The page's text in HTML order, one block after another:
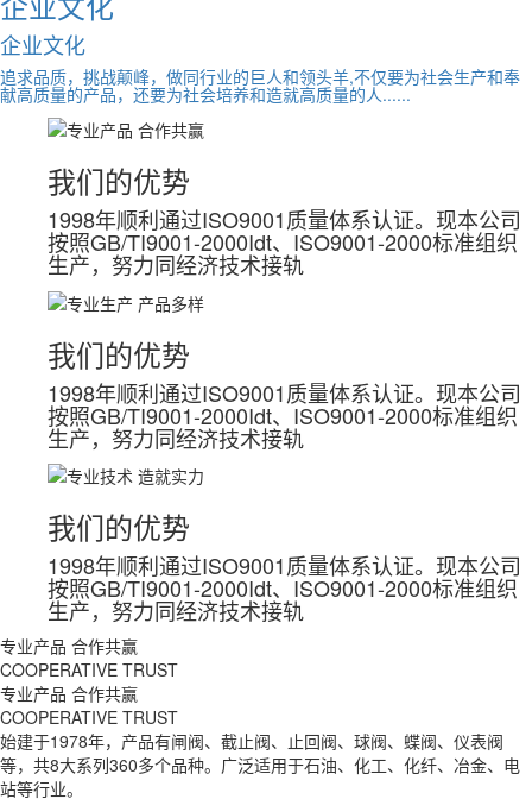
企业文化
追求品质，挑战颠峰，做同行业的巨人和领头羊,不仅要为社会生产和奉
献高质量的产品，还要为社会培养和造就高质量的人......
我们的优势
1998年顺利通过ISO9001质量体系认证。现本公司
按照GB/TI9001-2000Idt、ISO9001-2000标准组织
生产，努力同经济技术接轨
我们的优势
1998年顺利通过ISO9001质量体系认证。现本公司
按照GB/TI9001-2000Idt、ISO9001-2000标准组织
生产，努力同经济技术接轨
我们的优势
1998年顺利通过ISO9001质量体系认证。现本公司
按照GB/TI9001-2000Idt、ISO9001-2000标准组织
生产，努力同经济技术接轨
专业产品 合作共赢
COOPERATIVE TRUST
专业产品 合作共赢
COOPERATIVE TRUST
始建于1978年，产品有闸阀、截止阀、止回阀、球阀、蝶阀、仪表阀
等，共8大系列360多个品种。广泛适用于石油、化工、化纤、冶金、电
站等行业。